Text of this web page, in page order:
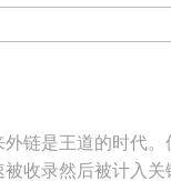
链是王道的时代。
收录然后被计入关